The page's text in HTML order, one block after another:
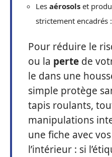
Les aérosols et
strictement encadrés
Pour réduire le
ou la perte de
le dans une
simple protège
tapis roulants,
manipulations
une fiche avec
l’intérieur : si